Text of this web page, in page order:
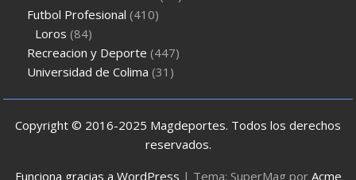
Futbol Profesional (410)
Loros (84)
Recreacion y Deporte (447)
Universidad de Colima (31)
Copyright © 2016-2025 Magdeportes. Todos los derechos
reservados.
Funciona gracias a WordPress | Tema: SuperMag por Acme